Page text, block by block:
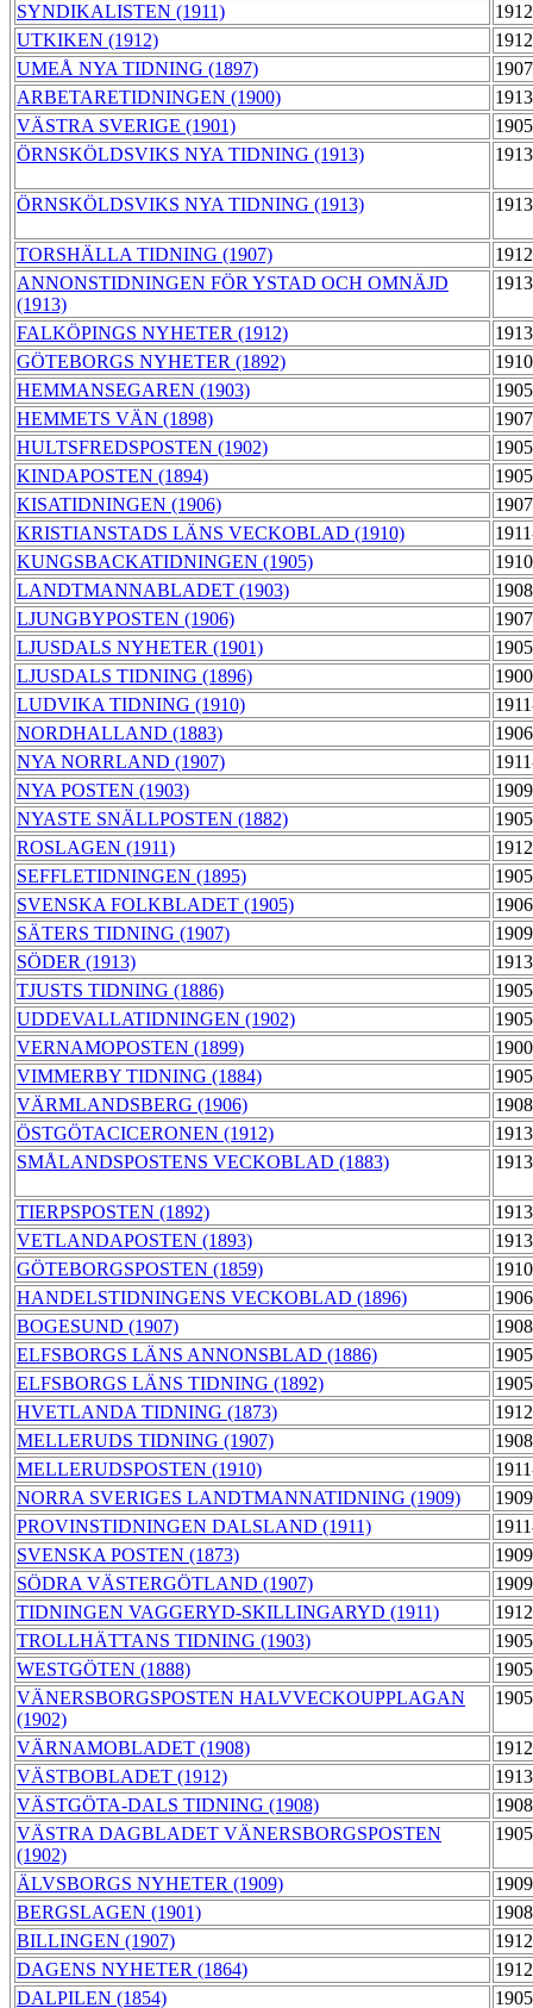
SYNDIKALISTEN (1911)
UTKIKEN (1912)
UMEÅ NYA TIDNING (1897)
ARBETARETIDNINGEN (1900)
VÄSTRA SVERIGE (1901)
ÖRNSKÖLDSVIKS NYA TIDNING (1913)
ÖRNSKÖLDSVIKS NYA TIDNING (1913)
TORSHÄLLA TIDNING (1907)
ANNONSTIDNINGEN FÖR YSTAD OCH OMNÄJD
(1913)
FALKÖPINGS NYHETER (1912)
GÖTEBORGS NYHETER (1892)
HEMMANSEGAREN (1903)
HEMMETS VÄN (1898)
HULTSFREDSPOSTEN (1902)
KINDAPOSTEN (1894)
KISATIDNINGEN (1906)
KRISTIANSTADS LÄNS VECKOBLAD (1910)
KUNGSBACKATIDNINGEN (1905)
LANDTMANNABLADET (1903)
LJUNGBYPOSTEN (1906)
LJUSDALS NYHETER (1901)
LJUSDALS TIDNING (1896)
LUDVIKA TIDNING (1910)
NORDHALLAND (1883)
NYA NORRLAND (1907)
NYA POSTEN (1903)
NYASTE SNÄLLPOSTEN (1882)
ROSLAGEN (1911)
SEFFLETIDNINGEN (1895)
SVENSKA FOLKBLADET (1905)
SÄTERS TIDNING (1907)
SÖDER (1913)
TJUSTS TIDNING (1886)
UDDEVALLATIDNINGEN (1902)
VERNAMOPOSTEN (1899)
VIMMERBY TIDNING (1884)
VÄRMLANDSBERG (1906)
ÖSTGÖTACICERONEN (1912)
SMÅLANDSPOSTENS VECKOBLAD (1883)
TIERPSPOSTEN (1892)
VETLANDAPOSTEN (1893)
GÖTEBORGSPOSTEN (1859)
HANDELSTIDNINGENS VECKOBLAD (1896)
BOGESUND (1907)
ELFSBORGS LÄNS ANNONSBLAD (1886)
ELFSBORGS LÄNS TIDNING (1892)
HVETLANDA TIDNING (1873)
MELLERUDS TIDNING (1907)
MELLERUDSPOSTEN (1910)
NORRA SVERIGES LANDTMANNATIDNING (1909)
PROVINSTIDNINGEN DALSLAND (1911)
SVENSKA POSTEN (1873)
SÖDRA VÄSTERGÖTLAND (1907)
TIDNINGEN VAGGERYD-SKILLINGARYD (1911)
TROLLHÄTTANS TIDNING (1903)
WESTGÖTEN (1888)
VÄNERSBORGSPOSTEN HALVVECKOUPPLAGAN
(1902)
VÄRNAMOBLADET (1908)
VÄSTBOBLADET (1912)
VÄSTGÖTA-DALS TIDNING (1908)
VÄSTRA DAGBLADET VÄNERSBORGSPOSTEN
(1902)
ÄLVSBORGS NYHETER (1909)
BERGSLAGEN (1901)
BILLINGEN (1907)
DAGENS NYHETER (1864)
DALPILEN (1854)